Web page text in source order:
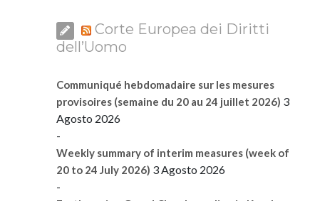
Corte Europea dei Diritti
dell’Uomo
Communiqué hebdomadaire sur les mesures
provisoires (semaine du 20 au 24 juillet 2026) 3
Agosto 2026
-
Weekly summary of interim measures (week of
20 to 24 July 2026) 3 Agosto 2026
-